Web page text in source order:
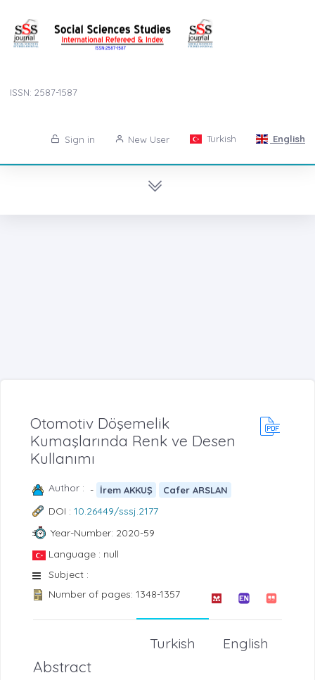
ISSN: 2587-1587
Sign in New User Turkish English
Otomotiv Döşemelik
Kumaşlarında Renk ve Desen
Kullanımı
Author : - İrem AKKUŞ Cafer ARSLAN
DOI : 10.26449/sssj.2177
Year-Number: 2020-59
Language : null
Subject :
Number of pages: 1348-1357
English
Turkish
Abstract